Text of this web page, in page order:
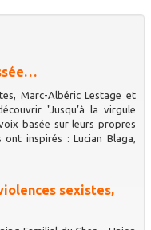
Marc-Albéric Lestage et
"Jusqu’à la virgule
basée sur leurs propres
inspirés : Lucian Blaga,
sexistes,